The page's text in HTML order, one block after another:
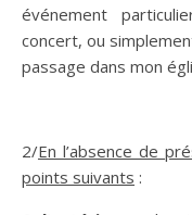
événement
concert, ou
passage dans mon
2/En l’absence de
points suivants :